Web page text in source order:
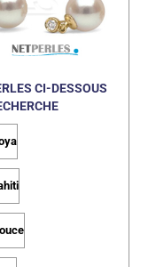
CI-DESSOUS